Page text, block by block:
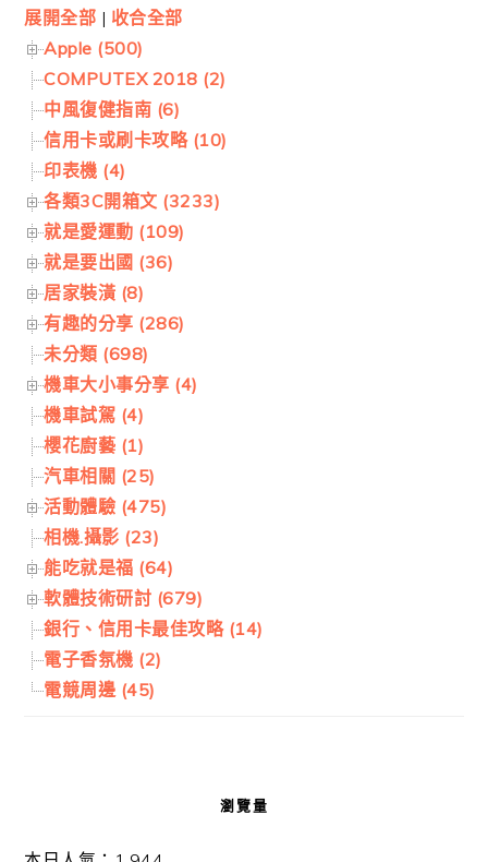
展開全部 | 收合全部
Apple (500)
COMPUTEX 2018 (2)
中風復健指南 (6)
信用卡或刷卡攻略 (10)
印表機 (4)
各類3C開箱文 (3233)
就是愛運動 (109)
就是要出國 (36)
居家裝潢 (8)
有趣的分享 (286)
未分類 (698)
機車大小事分享 (4)
機車試駕 (4)
櫻花廚藝 (1)
汽車相關 (25)
活動體驗 (475)
相機.攝影 (23)
能吃就是福 (64)
軟體技術研討 (679)
銀行、信用卡最佳攻略 (14)
電子香氛機 (2)
電競周邊 (45)
瀏覽量